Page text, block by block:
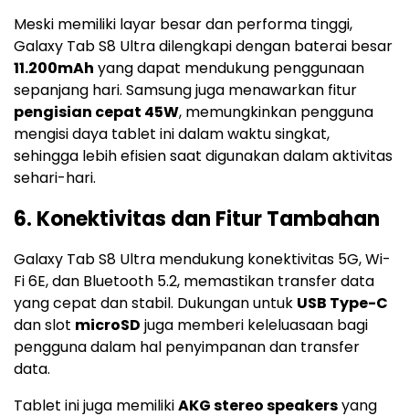
Meski memiliki layar besar dan performa tinggi,
Galaxy Tab S8 Ultra dilengkapi dengan baterai besar
11.200mAh yang dapat mendukung penggunaan
sepanjang hari. Samsung juga menawarkan fitur
pengisian cepat 45W, memungkinkan pengguna
mengisi daya tablet ini dalam waktu singkat,
sehingga lebih efisien saat digunakan dalam aktivitas
sehari-hari.
6. Konektivitas dan Fitur Tambahan
Galaxy Tab S8 Ultra mendukung konektivitas 5G, Wi-
Fi 6E, dan Bluetooth 5.2, memastikan transfer data
yang cepat dan stabil. Dukungan untuk USB Type-C
dan slot microSD juga memberi keleluasaan bagi
pengguna dalam hal penyimpanan dan transfer
data.
Tablet ini juga memilikiAKG stereo speakersyang